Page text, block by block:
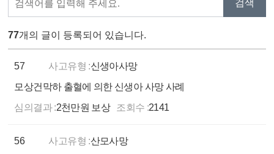
77개의 글이 등록되어 있습니다.
57 사고유형 :신생아사망
모상건막하 출혈에 의한 신생아 사망 사례
심의결과 :2천만원 보상 조회수 :2141
56 사고유형 :산모사망